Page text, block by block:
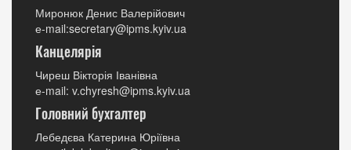
Миронюк Денис Валерійович
е-mail:secretary@ipms.kyiv.ua
Канцелярія
Чиреш Вікторія Іванівна
е-mail: v.chyresh@ipms.kyiv.ua
Головний бухгалтер
Лебедєва Катерина Юріївна